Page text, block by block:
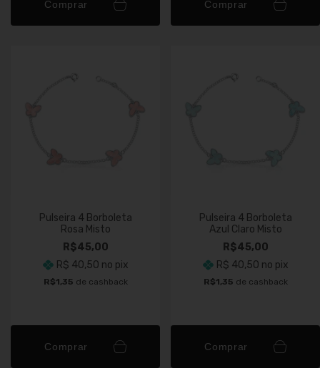
Comprar Comprar
Pulseira 4 Borboleta
Rosa Misto
R$45,00
R$ 40,50 no pix
R$1,35 de cashback
Comprar
Pulseira 4 Borboleta
Azul Claro Misto
R$45,00
R$ 40,50 no pix
R$1,35 de cashback
Comprar